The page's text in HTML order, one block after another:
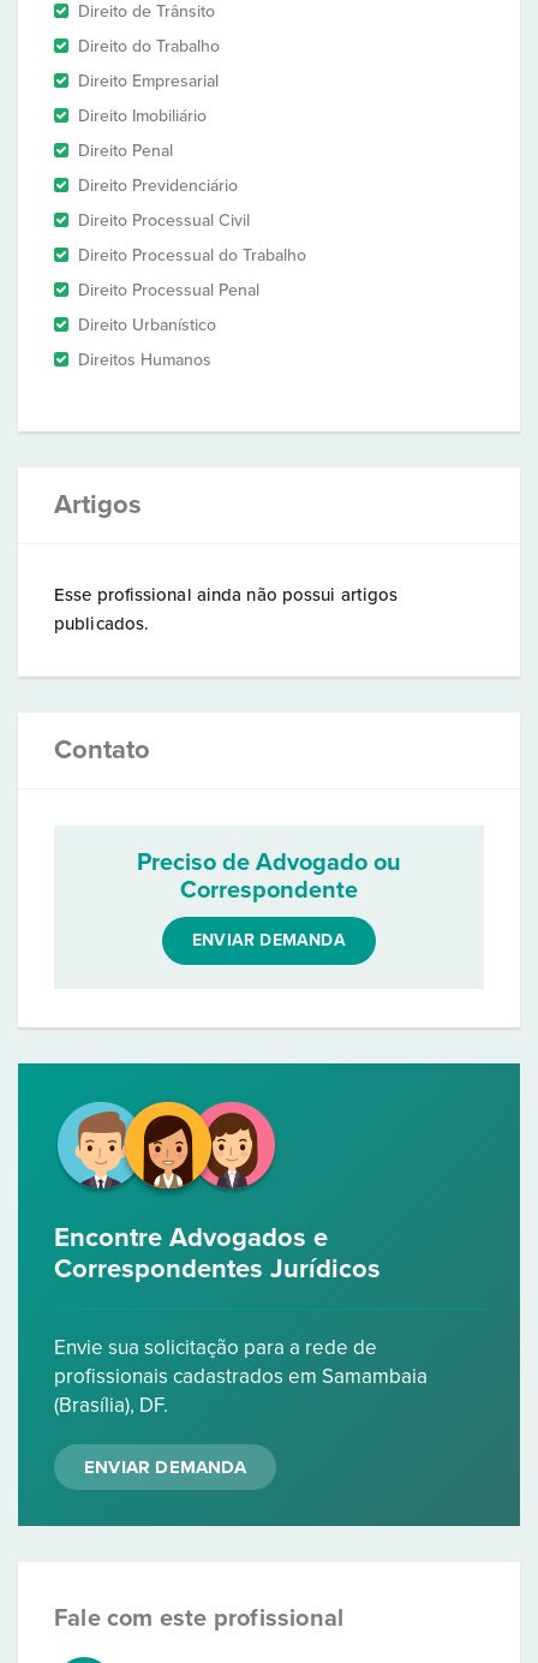
Direito de Trânsito
Direito do Trabalho
Direito Empresarial
Direito Imobiliário
Direito Penal
Direito Previdenciário
Direito Processual Civil
Direito Processual do Trabalho
Direito Processual Penal
Direito Urbanístico
Direitos Humanos
Artigos
Esse profissional ainda não possui artigos
publicados.
Contato
Preciso de Advogado ou
Correspondente
ENVIAR DEMANDA
Encontre Advogados e
Correspondentes Jurídicos
Envie sua solicitação para a rede de
profissionais cadastrados em Samambaia
(Brasília), DF.
ENVIAR DEMANDA
Fale com este profissional